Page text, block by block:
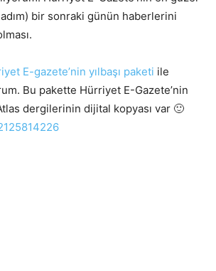
bir sonraki günün haberlerini
E-gazete’nin yılbaşı paketi ile
Bu pakette Hürriyet E-Gazete’nin
dergilerinin dijital kopyası var 🙂